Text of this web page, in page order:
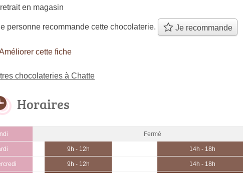
retrait en magasin
personne recommande cette chocolaterie. Je recommande
cette fiche
chocolateries à Chatte
Horaires
Fermé
9h - 12h 14h - 18h
9h - 12h 14h - 18h